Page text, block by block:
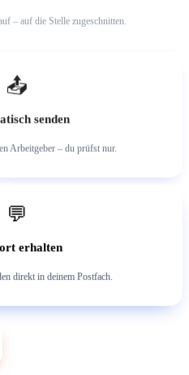
– auf die Stelle zugeschnitten.
📤
senden
Arbeitgeber – du prüfst nur.
💬
erhalten
direkt in deinem Postfach.